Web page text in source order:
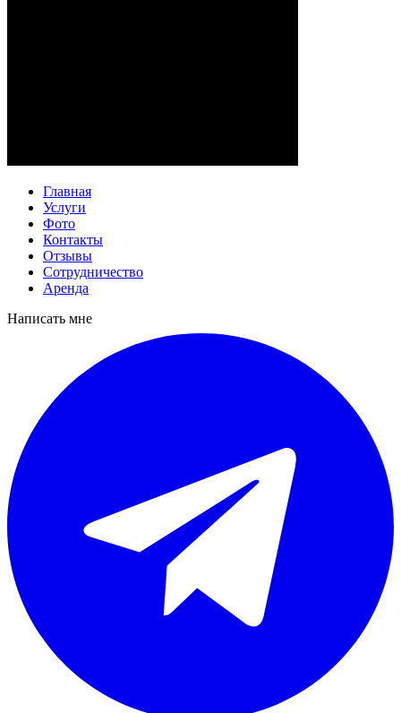
Главная
Услуги
Фото
Контакты
Отзывы
Сотрудничество
Аренда
Написать мне